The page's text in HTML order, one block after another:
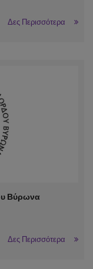
Δες Περισσότερα
Βύρωνα
Δες Περισσότερα